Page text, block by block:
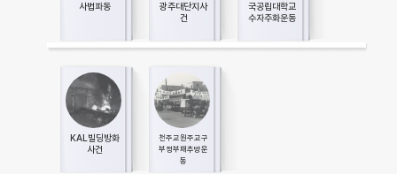
사법파동
광주대단지사
건
국공립대학교
수자주화운동
KAL빌딩방화
사건
천주교원주교구
부정부패추방운
동